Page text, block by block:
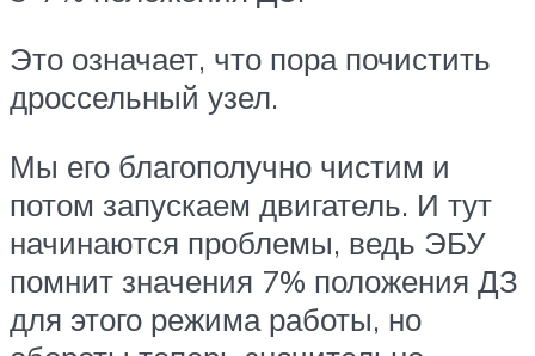
Это означает, что пора почистить
дроссельный узел.
Мы его благополучно чистим и
потом запускаем двигатель. И тут
начинаются проблемы, ведь ЭБУ
помнит значения 7% положения ДЗ
для этого режима работы, но